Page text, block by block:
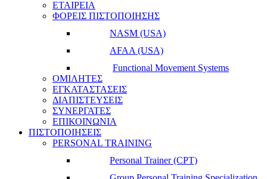
ΕΤΑΙΡΕΙΑ
ΦΟΡΕΙΣ ΠΙΣΤΟΠΟΙΗΣΗΣ
NASM (USA)
AFAA (USA)
Functional Movement Systems
ΟΜΙΛΗΤΕΣ
ΕΓΚΑΤΑΣΤΑΣΕΙΣ
ΔΙΑΠΙΣΤΕΥΣΕΙΣ
ΣΥΝΕΡΓΑΤΕΣ
ΕΠΙΚΟΙΝΩΝΙΑ
ΠΙΣΤΟΠΟΙΗΣΕΙΣ
PERSONAL TRAINING
Personal Trainer (CPT)